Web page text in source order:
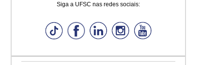
Siga a UFSC nas redes sociais: